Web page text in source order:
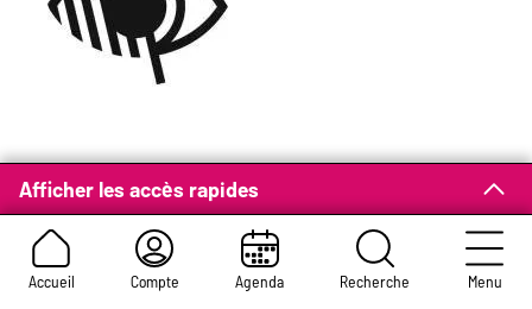
Accueil Compte Agenda Recherche Menu
Afficher les accès rapides
Atelier Chansigne
Samedi 15 novembre à 14 h
Maison de quartier La Baraque - 46 rue du Nord